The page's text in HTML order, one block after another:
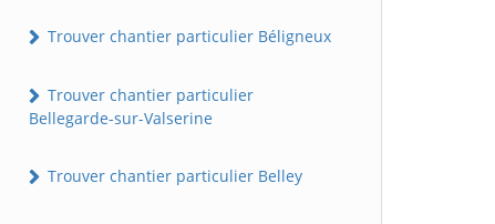
Trouver chantier particulier Béligneux
Trouver chantier particulier
Bellegarde-sur-Valserine
Trouver chantier particulier Belley